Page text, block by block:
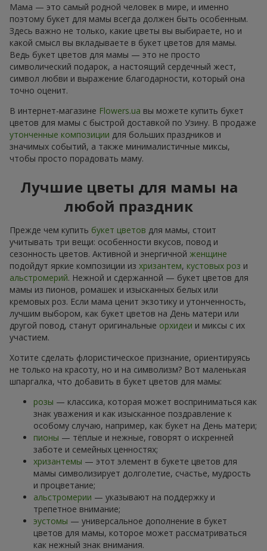
Мама — это самый родной человек в мире, и именно
поэтому букет для мамы всегда должен быть особенным.
Здесь важно не только, какие цветы вы выбираете, но и
какой смысл вы вкладываете в букет цветов для мамы.
Ведь букет цветов для мамы — это не просто
символический подарок, а настоящий сердечный жест,
символ любви и выражение благодарности, который она
точно оценит.
В интернет-магазине Flowers.ua вы можете купить букет
цветов для мамы с быстрой доставкой по Узину. В продаже
утонченные композиции для больших праздников и
значимых событий, а также минималистичные миксы,
чтобы просто порадовать маму.
Лучшие цветы для мамы на
любой праздник
Прежде чем купить букет цветов для мамы, стоит
учитывать три вещи: особенности вкусов, повод и
сезонность цветов. Активной и энергичной женщине
подойдут яркие композиции из хризантем, кустовых роз и
альстромерий. Нежной и сдержанной — букет цветов для
мамы из пионов, ромашек и изысканных белых или
кремовых роз. Если мама ценит экзотику и утонченность,
лучшим выбором, как букет цветов на День матери или
другой повод, станут оригинальные орхидеи и миксы с их
участием.
Хотите сделать флористическое признание, ориентируясь
не только на красоту, но и на символизм? Вот маленькая
шпаргалка, что добавить в букет цветов для мамы:
розы — классика, которая может восприниматься как
знак уважения и как изысканное поздравление к
особому случаю, например, как букет на День матери;
пионы — тёплые и нежные, говорят о искренней
заботе и семейных ценностях;
хризантемы — этот элемент в букете цветов для
мамы символизирует долголетие, счастье, мудрость
и процветание;
альстромерии — указывают на поддержку и
трепетное внимание;
эустомы — универсальное дополнение в букет
цветов для мамы, которое может рассматриваться
как нежный знак внимания.